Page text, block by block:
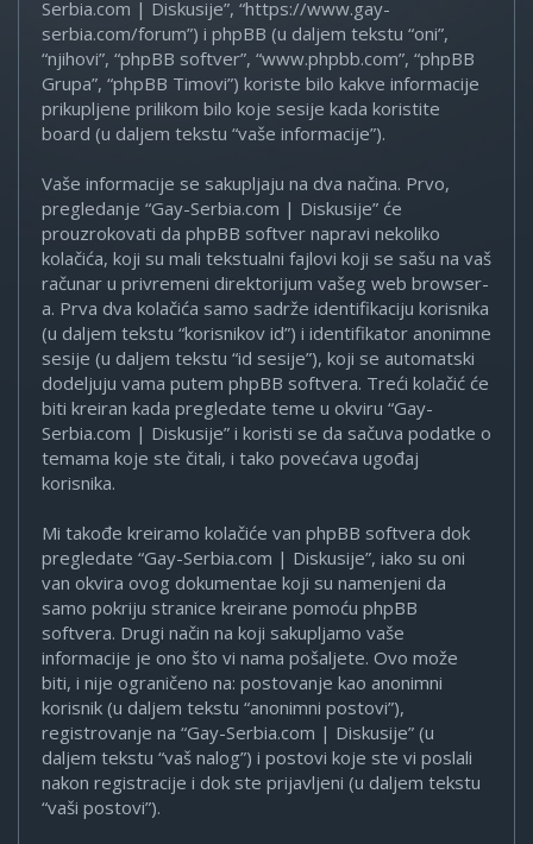
Serbia.com | Diskusije”, “https://www.gay-
serbia.com/forum”) i phpBB (u daljem tekstu “oni”,
“njihovi”, “phpBB softver”, “www.phpbb.com”, “phpBB
Grupa”, “phpBB Timovi”) koriste bilo kakve informacije
prikupljene prilikom bilo koje sesije kada koristite
board (u daljem tekstu “vaše informacije”).
Vaše informacije se sakupljaju na dva načina. Prvo,
pregledanje “Gay-Serbia.com | Diskusije” će
prouzrokovati da phpBB softver napravi nekoliko
kolačića, koji su mali tekstualni fajlovi koji se sašu na vaš
računar u privremeni direktorijum vašeg web browser-
a. Prva dva kolačića samo sadrže identifikaciju korisnika
(u daljem tekstu “korisnikov id”) i identifikator anonimne
sesije (u daljem tekstu “id sesije”), koji se automatski
dodeljuju vama putem phpBB softvera. Treći kolačić će
biti kreiran kada pregledate teme u okviru “Gay-
Serbia.com | Diskusije” i koristi se da sačuva podatke o
temama koje ste čitali, i tako povećava ugođaj
korisnika.
Mi takođe kreiramo kolačiće van phpBB softvera dok
pregledate “Gay-Serbia.com | Diskusije”, iako su oni
van okvira ovog dokumentae koji su namenjeni da
samo pokriju stranice kreirane pomoću phpBB
softvera. Drugi način na koji sakupljamo vaše
informacije je ono što vi nama pošaljete. Ovo može
biti, i nije ograničeno na: postovanje kao anonimni
korisnik (u daljem tekstu “anonimni postovi”),
registrovanje na “Gay-Serbia.com | Diskusije” (u
daljem tekstu “vaš nalog”) i postovi koje ste vi poslali
nakon registracije i dok ste prijavljeni (u daljem tekstu
“vaši postovi”).